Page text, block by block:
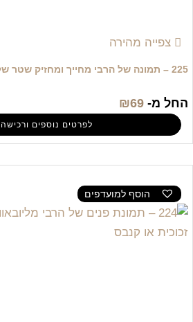
צפייה מהירה
225 – תמונה של הרבי מחייך ומחזיק שטר של דולר ביד בשחור לבן
החל מ- ₪69
לפרטים נוספים ורכישה
הוסף למועדפים